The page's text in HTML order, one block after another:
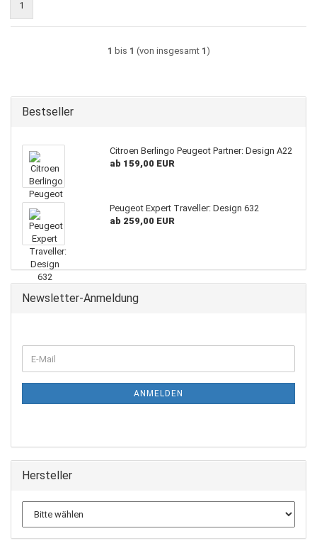
1
1 bis 1 (von insgesamt 1)
Bestseller
Citroen Berlingo Peugeot Partner: Design A22
ab 159,00 EUR
Peugeot Expert Traveller: Design 632
ab 259,00 EUR
Newsletter-Anmeldung
ZUR
E-
Mail
ANMELDEN
Hersteller